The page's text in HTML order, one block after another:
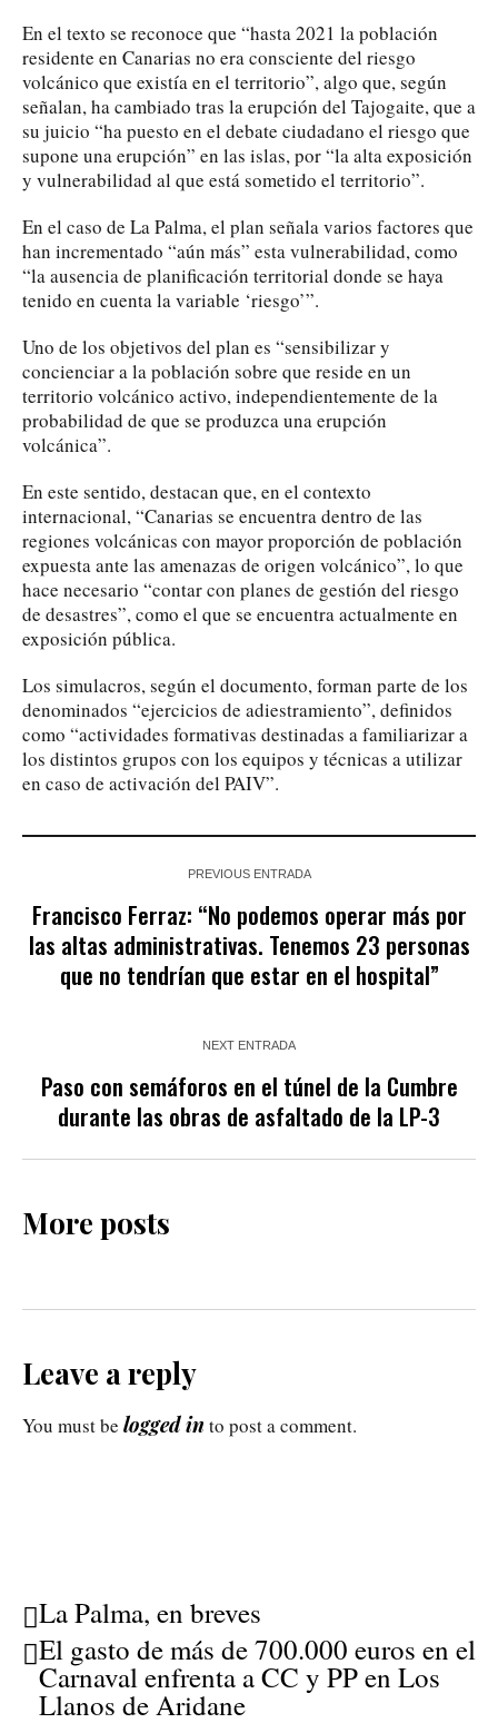
En el texto se reconoce que “hasta 2021 la población
residente en Canarias no era consciente del riesgo
volcánico que existía en el territorio”, algo que, según
señalan, ha cambiado tras la erupción del Tajogaite, que a
su juicio “ha puesto en el debate ciudadano el riesgo que
supone una erupción” en las islas, por “la alta exposición
y vulnerabilidad al que está sometido el territorio”.
En el caso de La Palma, el plan señala varios factores que
han incrementado “aún más” esta vulnerabilidad, como
“la ausencia de planificación territorial donde se haya
tenido en cuenta la variable ‘riesgo’”.
Uno de los objetivos del plan es “sensibilizar y
concienciar a la población sobre que reside en un
territorio volcánico activo, independientemente de la
probabilidad de que se produzca una erupción
volcánica”.
En este sentido, destacan que, en el contexto
internacional, “Canarias se encuentra dentro de las
regiones volcánicas con mayor proporción de población
expuesta ante las amenazas de origen volcánico”, lo que
hace necesario “contar con planes de gestión del riesgo
de desastres”, como el que se encuentra actualmente en
exposición pública.
Los simulacros, según el documento, forman parte de los
denominados “ejercicios de adiestramiento”, definidos
como “actividades formativas destinadas a familiarizar a
los distintos grupos con los equipos y técnicas a utilizar
en caso de activación del PAIV”.
PREVIOUS ENTRADA
Francisco Ferraz: “No podemos operar más por
las altas administrativas. Tenemos 23 personas
que no tendrían que estar en el hospital”
NEXT ENTRADA
Paso con semáforos en el túnel de la Cumbre
durante las obras de asfaltado de la LP-3
More posts
Leave a reply
You must be logged in to post a comment.
La Palma, en breves
El gasto de más de 700.000 euros en el
Carnaval enfrenta a CC y PP en Los
Llanos de Aridane